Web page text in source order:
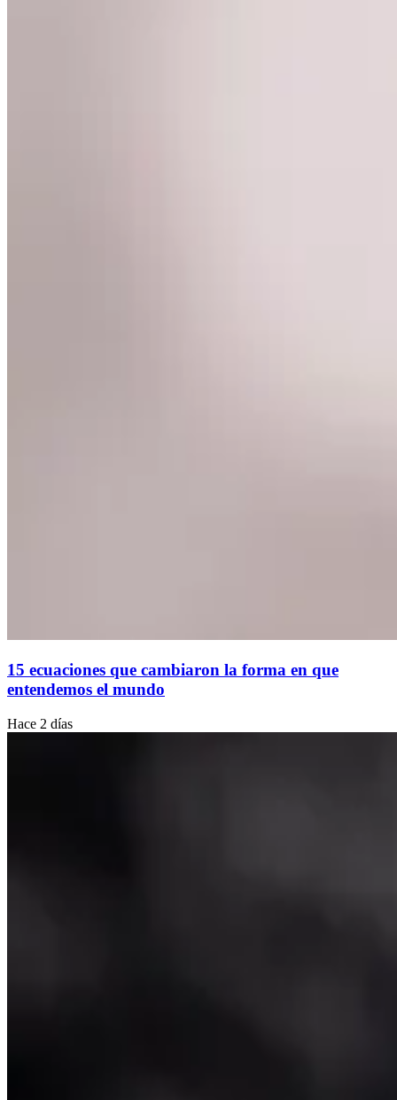
15 ecuaciones que cambiaron la forma en que
entendemos el mundo
Hace 2 días